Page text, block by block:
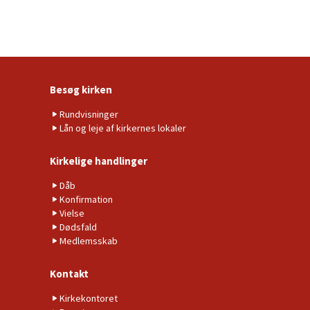
Besøg kirken
Rundvisninger
Lån og leje af kirkernes lokaler
Kirkelige handlinger
Dåb
Konfirmation
Vielse
Dødsfald
Medlemsskab
Kontakt
Kirkekontoret